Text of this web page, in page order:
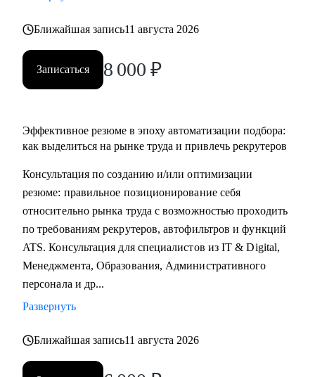
Компьютерное зрение,
- Digital (маркетологи, дизайнеры, исследователи,
редакторы, smm)
- Education Tech (Педагогические дизайнеры, методологи)
Про мой опыт:
Операционным директором после годового перерыва от
full-time занятости.
• Трижды проходила переквалификацию, имею высшее
медицинское образование, опыт в сфере информационной
безопасности (Wallarm), Edtech (Geekbrains, Яндекс
Практикум, QA Guru) и высшего образования (Сколтех).
• Регулярно прохожу обучение на коротких курсах, чтобы
глубже разбираться в профессиях, по которым
Как я работаю:
Ближайшая запись11 августа 2026
Записаться 8 000 ₽
Эффективное резюме в эпоху автоматизации подбора:
как выделиться на рынке труда и привлечь рекрутеров
Консультация по созданию и/или оптимизации
резюме: правильное позиционирование себя
относительно рынка труда с возможностью проходить
по требованиям рекрутеров, автофильтров и функций
ATS. Консультация для специалистов из IT & Digital,
Менеджмента, Образования, Административного
персонала и др...
Развернуть
Ближайшая запись11 августа 2026